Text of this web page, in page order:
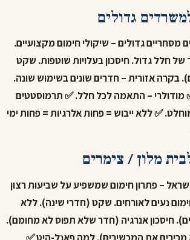
גדולים
גדולים – שיקולי חימום מקצועיים.
של חלל גדול. חיסכון בעלויות שוטפות. שקט
בקרה אזורית – חדרים שונים בשימוש שונה.
מודולרי – התאמה לכל חלל. ✅ תרמוסטטים
✅ ללא ייבוש = פחות אלרגיות = פחות ימי
מלון / צימרים
– פתרון חימום שמשפיע על שביעות רצון
נעים לאורחים. שקט (חדרי שינה). ללא
חיסכון אנרגיה (חדר שלא תפוס לא מחומם).